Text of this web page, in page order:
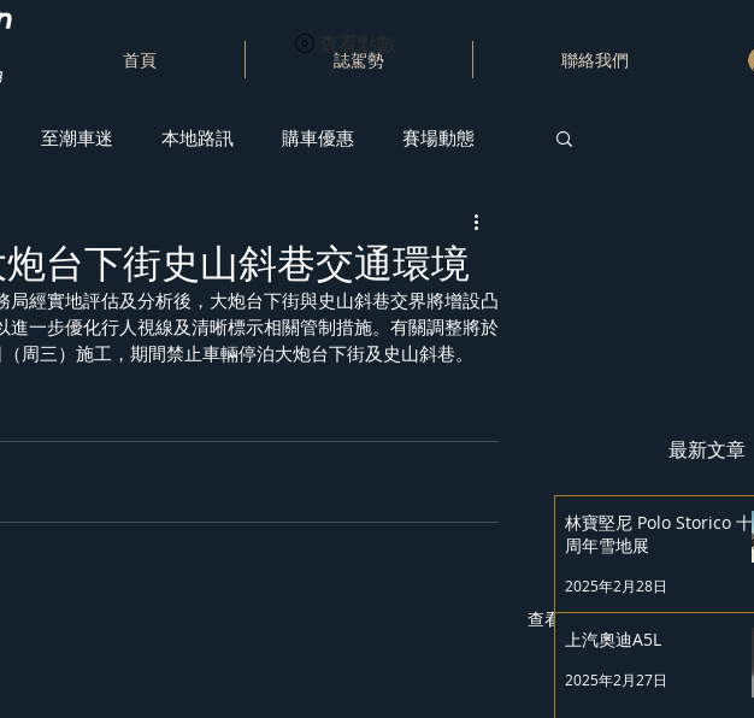
首頁 誌駕勢 聯絡我們
查看點數
至潮車迷 本地路訊 購車優惠 賽場動態
台下街史山斜巷交通環境
局經實地評估及分析後，大炮台下街與史山斜巷交界將增設凸
進一步優化行人視線及清晰標示相關管制措施。有關調整將於
周三）施工，期間禁止車輛停泊大炮台下街及史山斜巷。
查看全部
最新文章
林寶堅尼 Polo Storico 十
周年雪地展
2025年2月28日
上汽奧迪A5L
2025年2月27日